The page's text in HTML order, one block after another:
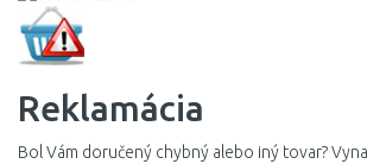
Reklamácia
Bol Vám doručený chybný alebo iný tovar?